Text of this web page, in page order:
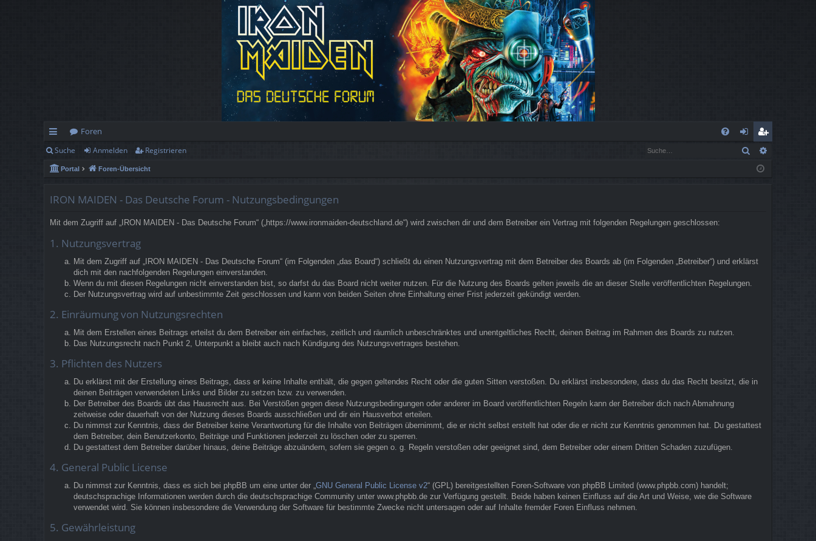
ch
ne
Foren
n
eg
ist
Suche Anmelden Registrieren Suche
Portal Foren-Übersicht
IRON MAIDEN - Das Deutsche Forum - Nutzungsbedingungen
Mit dem Zugriff auf „IRON MAIDEN - Das Deutsche Forum“ („https://www.ironmaiden-deutschland.de“) wird zwischen dir und dem Betreiber ein Vertrag mit folgenden Regelungen geschlossen:
1. Nutzungsvertrag
Mit dem Zugriff auf „IRON MAIDEN - Das Deutsche Forum“ (im Folgenden „das Board“) schließt du einen Nutzungsvertrag mit dem Betreiber des Boards ab (im Folgenden „Betreiber“) und erklärst
dich mit den nachfolgenden Regelungen einverstanden.
Wenn du mit diesen Regelungen nicht einverstanden bist, so darfst du das Board nicht weiter nutzen. Für die Nutzung des Boards gelten jeweils die an dieser Stelle veröffentlichten Regelungen.
Der Nutzungsvertrag wird auf unbestimmte Zeit geschlossen und kann von beiden Seiten ohne Einhaltung einer Frist jederzeit gekündigt werden.
2. Einräumung von Nutzungsrechten
Mit dem Erstellen eines Beitrags erteilst du dem Betreiber ein einfaches, zeitlich und räumlich unbeschränktes und unentgeltliches Recht, deinen Beitrag im Rahmen des Boards zu nutzen.
Das Nutzungsrecht nach Punkt 2, Unterpunkt a bleibt auch nach Kündigung des Nutzungsvertrages bestehen.
3. Pflichten des Nutzers
Du erklärst mit der Erstellung eines Beitrags, dass er keine Inhalte enthält, die gegen geltendes Recht oder die guten Sitten verstoßen. Du erklärst insbesondere, dass du das Recht besitzt, die in
deinen Beiträgen verwendeten Links und Bilder zu setzen bzw. zu verwenden.
Der Betreiber des Boards übt das Hausrecht aus. Bei Verstößen gegen diese Nutzungsbedingungen oder anderer im Board veröffentlichten Regeln kann der Betreiber dich nach Abmahnung
zeitweise oder dauerhaft von der Nutzung dieses Boards ausschließen und dir ein Hausverbot erteilen.
Du nimmst zur Kenntnis, dass der Betreiber keine Verantwortung für die Inhalte von Beiträgen übernimmt, die er nicht selbst erstellt hat oder die er nicht zur Kenntnis genommen hat. Du gestattest
dem Betreiber, dein Benutzerkonto, Beiträge und Funktionen jederzeit zu löschen oder zu sperren.
Du gestattest dem Betreiber darüber hinaus, deine Beiträge abzuändern, sofern sie gegen o. g. Regeln verstoßen oder geeignet sind, dem Betreiber oder einem Dritten Schaden zuzufügen.
4. General Public License
Du nimmst zur Kenntnis, dass es sich bei phpBB um eine unter der „GNU General Public License v2“ (GPL) bereitgestellten Foren-Software von phpBB Limited (www.phpbb.com) handelt;
deutschsprachige Informationen werden durch die deutschsprachige Community unter www.phpbb.de zur Verfügung gestellt. Beide haben keinen Einfluss auf die Art und Weise, wie die Software
verwendet wird. Sie können insbesondere die Verwendung der Software für bestimmte Zwecke nicht untersagen oder auf Inhalte fremder Foren Einfluss nehmen.
5. Gewährleistung